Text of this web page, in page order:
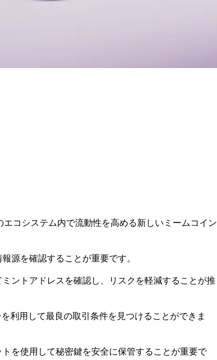
エコシステム内で流動性を高める新しいミームコイン
源を確認することが重要です。
ントアドレスを確認し、リスクを軽減することが推
利用して最良の取引条件を見つけることができま
を使用して秘密鍵を安全に保管することが重要で